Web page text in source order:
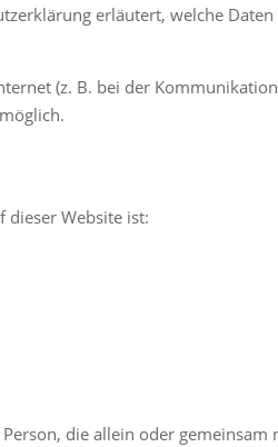
erläutert, welche
(z. B. bei der
dieser Website ist:
die allein oder